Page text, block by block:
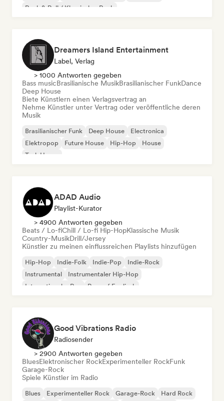
Rock & Roll / Klassischer Rock
Dreamers Island Entertainment
Label, Verlag
> 1000 Antworten gegeben
Bass musicBrasilianische MusikBrasilianischer FunkDance
Deep House
Biete Künstlern einen Verlagsvertrag an
Nehme Künstler unter Vertrag oder veröffentliche deren
Musik
Brasilianischer Funk Deep House
Electronica
Elektropop
Future House Hip-Hop
House
Tech House
ADAD Audio
Playlist-Kurator
> 4900 Antworten gegeben
Beats / Lo-fiChill / Lo-fi Hip-HopKlassische Musik
Country-MusikDrill/Jersey
Künstler zu meinen einflussreichen Playlists hinzufügen
Hip-Hop Indie-Folk Indie-Pop
Indie-Rock
Instrumental
Instrumentaler Hip-Hop
Internationaler Rap
Rap auf Englisch
Good Vibrations Radio
Radiosender
> 2900 Antworten gegeben
BluesElektronischer RockExperimenteller RockFunk
Garage-Rock
Spiele Künstler im Radio
Blues Experimenteller Rock Garage-Rock
Hard Rock